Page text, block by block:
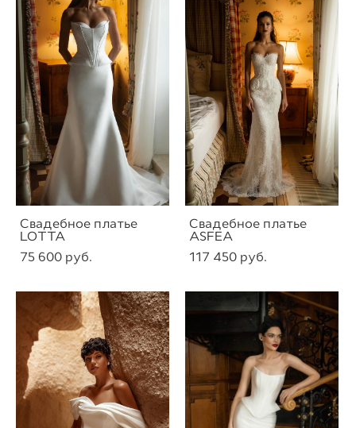
Свадебное платье
LOTTA
75 600 pуб.
Свадебное платье
ASFEA
117 450 pуб.